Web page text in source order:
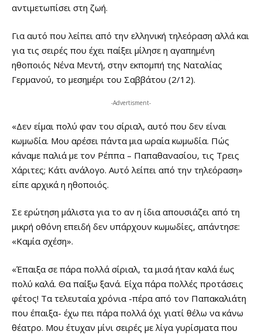
αντιμετωπίσει στη ζωή.
Για αυτό που λείπει από την ελληνική τηλεόραση αλλά και
για τις σειρές που έχει παίξει μίλησε η αγαπημένη
ηθοποιός Νένα Μεντή, στην εκπομπή της Ναταλίας
Γερμανού, το μεσημέρι του Σαββάτου (2/12).
-Advertisment-
«Δεν είμαι πολύ φαν του σίριαλ, αυτό που δεν είναι
κωμωδία. Μου αρέσει πάντα μια ωραία κωμωδία. Πώς
κάναμε παλιά με τον Ρέππα – Παπαθανασίου, τις Τρεις
Χάριτες; Κάτι ανάλογο. Αυτό λείπει από την τηλεόραση»
είπε αρχικά η ηθοποιός.
Σε ερώτηση μάλιστα για το αν η ίδια απουσιάζει από τη
μικρή οθόνη επειδή δεν υπάρχουν κωμωδίες, απάντησε:
«Καμία σχέση».
«Έπαιξα σε πάρα πολλά σίριαλ, τα μισά ήταν καλά έως
πολύ καλά. Θα παίξω ξανά. Είχα πάρα πολλές προτάσεις
φέτος! Τα τελευταία χρόνια -πέρα από τον Παπακαλιάτη
που έπαιξα- έχω πει πάρα πολλά όχι γιατί θέλω να κάνω
θέατρο. Μου έτυχαν μίνι σειρές με λίγα γυρίσματα που